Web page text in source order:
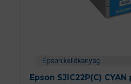
Epson kellékanyag
Epson SJIC22P(C)